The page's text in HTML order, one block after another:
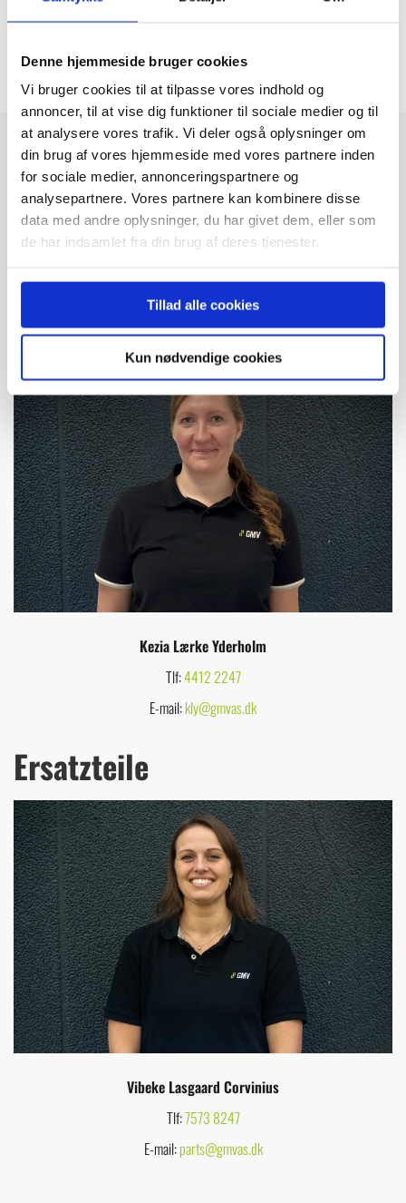
Denne hjemmeside bruger cookies
Vi bruger cookies til at tilpasse vores indhold og
annoncer, til at vise dig funktioner til sociale medier og til
at analysere vores trafik. Vi deler også oplysninger om
din brug af vores hjemmeside med vores partnere inden
for sociale medier, annonceringspartnere og
analysepartnere. Vores partnere kan kombinere disse
data med andre oplysninger, du har givet dem, eller som
de har indsamlet fra din brug af deres tjenester.
Tillad alle cookies
Kun nødvendige cookies
heißt, dass wir mit Hilfe des technischen Fernsupports über Software auf den
Maschinen auf Probleme zugreifen und diese lösen können.
Brauchen Sie Hilfe?
Wenden Sie sich an unser
Team:
Bedienung
Kezia Lærke Yderholm
Tlf:4412 2247
E-mail:kly@gmvas.dk
Ersatzteile
Vibeke Lasgaard Corvinius
Tlf:7573 8247
E-mail:parts@gmvas.dk